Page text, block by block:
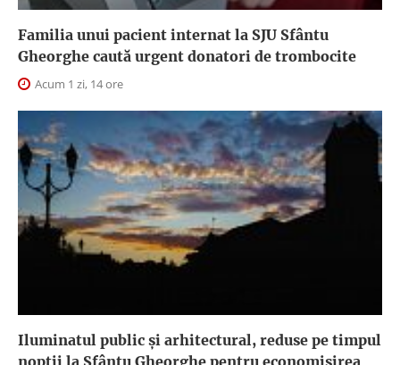
Familia unui pacient internat la SJU Sfântu
Gheorghe caută urgent donatori de trombocite
Acum 1 zi, 14 ore
Iluminatul public şi arhitectural, reduse pe timpul